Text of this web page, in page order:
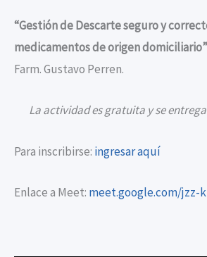
“Gestión de Descarte seguro y
medicamentos de origen domiciliario”
Farm. Gustavo Perren.
La actividad es gratuita y se
Para inscribirse: ingresar aquí
Enlace a Meet: meet.google.com/jzz-